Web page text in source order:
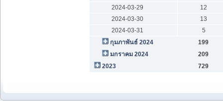
2024-03-29
12
2024-03-30
13
2024-03-31
5
กุมภาพันธ์ 2024
199
มกราคม 2024
209
2023
729